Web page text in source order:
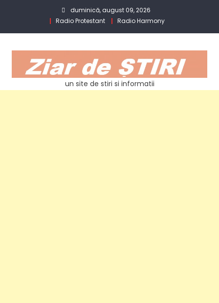
duminică, august 09, 2026
Radio Protestant
Radio Harmony
un site de stiri si informatii